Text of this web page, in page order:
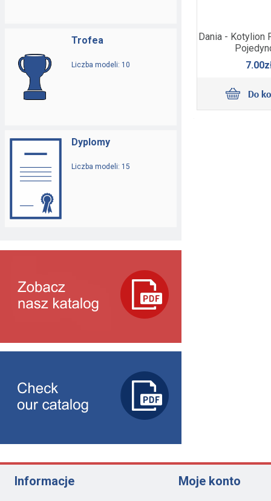
Trofea
Liczba modeli: 10
Dyplomy
Liczba modeli: 15
Dania - Kotylion
Informacje Moje konto